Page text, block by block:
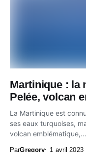
Martinique : la
Pelée, volcan
La Martinique est
ses eaux turquoises,
volcan emblématique,...
ParGregory 1 avril 2023